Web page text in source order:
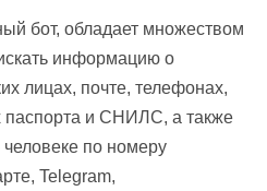
бот, обладает множеством
информацию о
лицах, почте, телефонах,
паспорта и СНИЛС, а также
по номеру
Telegram,